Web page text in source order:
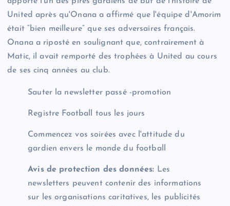
United après qu'Onana a affirmé que l'équipe d'Amorim
était “bien meilleure” que ses adversaires français.
Onana a riposté en soulignant que, contrairement à
Matic, il avait remporté des trophées à United au cours
de ses cinq années au club.
Sauter la newsletter passé -promotion
Registre Football tous les jours
Commencez vos soirées avec l'attitude du
gardien envers le monde du football
Avis de protection des données: Les
newsletters peuvent contenir des informations
sur les organisations caritatives, les publicités